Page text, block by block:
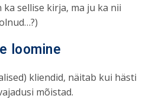
ka sellise kirja, ma ju ka nii
loomine
kliendid, näitab kui hästi
mõistad.